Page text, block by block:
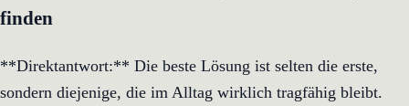
finden
**Direktantwort:** Die beste Lösung ist selten die erste,
sondern diejenige, die im Alltag wirklich tragfähig bleibt.